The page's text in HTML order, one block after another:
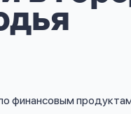
финансовым